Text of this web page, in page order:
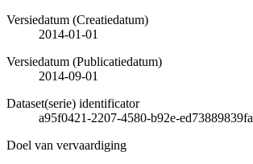
Versiedatum (Creatiedatum)
2014-01-01
Versiedatum (Publicatiedatum)
2014-09-01
Dataset(serie) identificator
a95f0421-2207-4580-b92e-ed73889839fa
Doel van vervaardiging